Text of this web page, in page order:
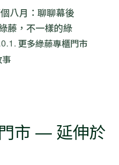
八月：聊聊幕後
藤，不一樣的綠
更多綠藤專櫃門市
市 — 延伸於